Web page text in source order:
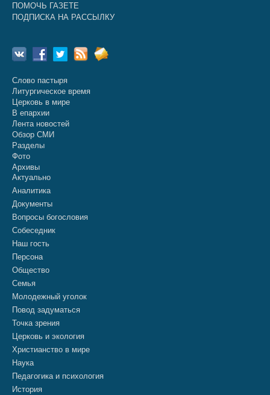
ПОМОЧЬ ГАЗЕТЕ
ПОДПИСКА НА РАССЫЛКУ
Слово пастыря
Литургическое время
Церковь в мире
В епархии
Лента новостей
Обзор СМИ
Разделы
Фото
Архивы
Актуально
Аналитика
Документы
Вопросы богословия
Собеседник
Наш гость
Персона
Общество
Семья
Молодежный уголок
Повод задуматься
Точка зрения
Церковь и экология
Христианство в мире
Наука
Педагогика и психология
История